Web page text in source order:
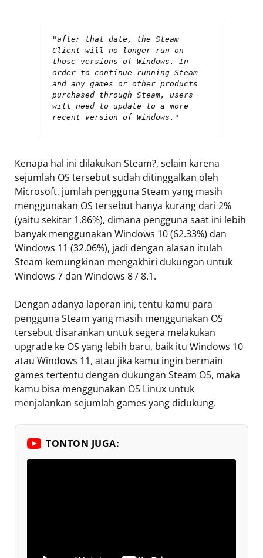
"after that date, the Steam
Client will no longer run on
those versions of Windows. In
order to continue running Steam
and any games or other products
purchased through Steam, users
will need to update to a more
recent version of Windows."
Kenapa hal ini dilakukan Steam?, selain karena
sejumlah OS tersebut sudah ditinggalkan oleh
Microsoft, jumlah pengguna Steam yang masih
menggunakan OS tersebut hanya kurang dari 2%
(yaitu sekitar 1.86%), dimana pengguna saat ini lebih
banyak menggunakan Windows 10 (62.33%) dan
Windows 11 (32.06%), jadi dengan alasan itulah
Steam kemungkinan mengakhiri dukungan untuk
Windows 7 dan Windows 8 / 8.1.
Dengan adanya laporan ini, tentu kamu para
pengguna Steam yang masih menggunakan OS
tersebut disarankan untuk segera melakukan
upgrade ke OS yang lebih baru, baik itu Windows 10
atau Windows 11, atau jika kamu ingin bermain
games tertentu dengan dukungan Steam OS, maka
kamu bisa menggunakan OS Linux untuk
menjalankan sejumlah games yang didukung.
TONTON JUGA: